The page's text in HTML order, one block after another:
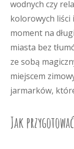
wodnych czy
kolorowych liści
moment na
miasta bez
ze sobą
miejscem
jarmarków,
Jak